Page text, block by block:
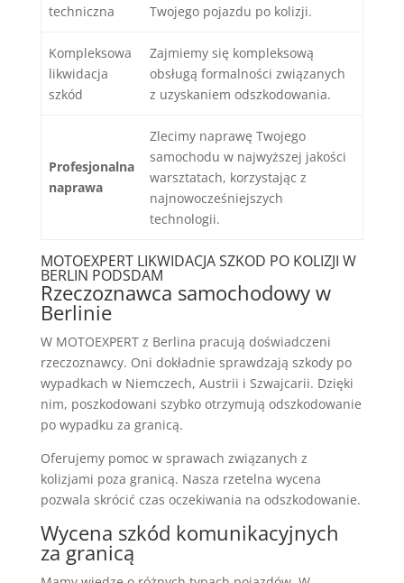
techniczna
Twojego pojazdu po kolizji.
Kompleksowa
likwidacja
szkód
Zajmiemy się kompleksową
obsługą formalności związanych
z uzyskaniem odszkodowania.
Profesjonalna
naprawa
Zlecimy naprawę Twojego
samochodu w najwyższej jakości
warsztatach, korzystając z
najnowocześniejszych
technologii.
MOTOEXPERT LIKWIDACJA SZKOD PO KOLIZJI W
BERLIN PODSDAM
Rzeczoznawca samochodowy w
Berlinie
W MOTOEXPERT z Berlina pracują doświadczeni
rzeczoznawcy. Oni dokładnie sprawdzają szkody po
wypadkach w Niemczech, Austrii i Szwajcarii. Dzięki
nim, poszkodowani szybko otrzymują odszkodowanie
po wypadku za granicą.
Oferujemy pomoc w sprawach związanych z
kolizjami poza granicą. Nasza rzetelna wycena
pozwala skrócić czas oczekiwania na odszkodowanie.
Wycena szkód komunikacyjnych
za granicą